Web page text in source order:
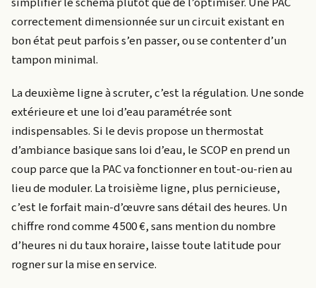
correctement dimensionnée sur un circuit existant en
bon état peut parfois s’en passer, ou se contenter d’un
tampon minimal.
La deuxième ligne à scruter, c’est la régulation. Une sonde
extérieure et une loi d’eau paramétrée sont
indispensables. Si le devis propose un thermostat
d’ambiance basique sans loi d’eau, le SCOP en prend un
coup parce que la PAC va fonctionner en tout-ou-rien au
lieu de moduler. La troisième ligne, plus pernicieuse,
c’est le forfait main-d’œuvre sans détail des heures. Un
chiffre rond comme 4 500 €, sans mention du nombre
d’heures ni du taux horaire, laisse toute latitude pour
rogner sur la mise en service.